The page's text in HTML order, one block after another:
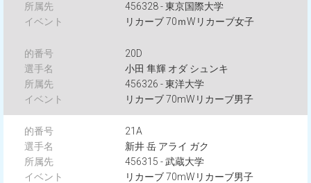
456328 - 東京国際大学
リカーブ 70ｍWリカーブ女子
20D
小田 隼輝 オダ シュンキ
456326 - 東洋大学
リカーブ 70mWリカーブ男子
21A
新井 岳 アライ ガク
456315 - 武蔵大学
リカーブ 70mWリカーブ男子